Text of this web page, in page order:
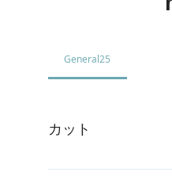
General25
カット